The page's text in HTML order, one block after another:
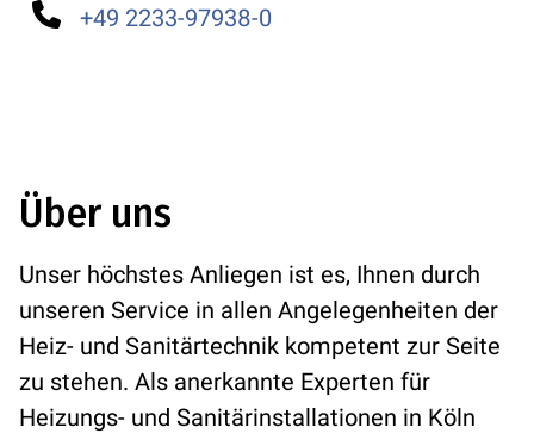
+49 2233-97938-0
Über uns
Unser höchstes Anliegen ist es, Ihnen durch
unseren Service in allen Angelegenheiten der
Heiz- und Sanitärtechnik kompetent zur Seite
zu stehen. Als anerkannte Experten für
Heizungs- und Sanitärinstallationen in Köln